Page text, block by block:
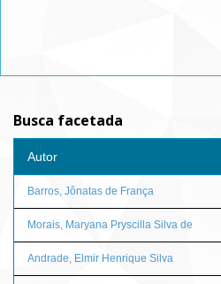
Busca facetada
Autor
Barros, Jônatas de França
Morais, Maryana Pryscilla Silva de
Andrade, Elmir Henrique Silva